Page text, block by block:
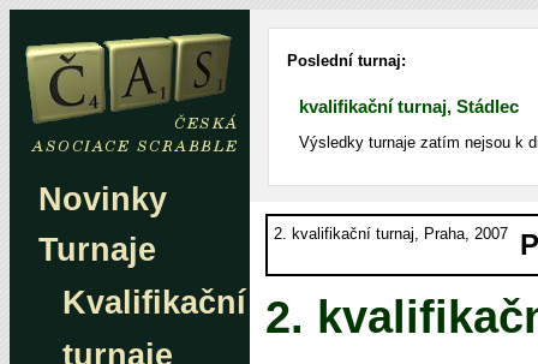
Novinky
Turnaje
Kvalifikační
turnaje
Poslední turnaj:
kvalifikační turnaj, Stádlec
Výsledky turnaje zatím nejsou k
2. kvalifikační turnaj, Praha, 2007
2.